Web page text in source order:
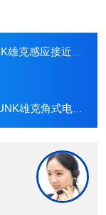
应接近式传感器
角式电缆连接器